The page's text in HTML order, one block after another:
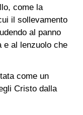
come la
il sollevamento
al panno
e al lenzuolo che
come un
Cristo dalla